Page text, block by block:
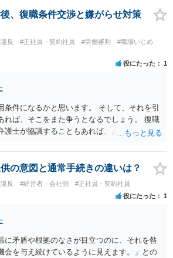
、復職条件交渉と嫌がらせ対策
反 #正社員・契約社員 #労働審判
#職場いじめ
役にたった 1
条件になるかと思います。 そして、それを引
れば、そこをまた争うとなるでしょう。 復職
護士が協議することもあれば、あなたがご自
生することもありますが、出勤日時の設定く
くれるかもしれません。
の意図と通常手続きの違いは？
反 #経営者・会社側 #正社員・契約社員
役にたった 1
に矛盾や根拠のなさが目立つのに、それを咎
会を与え続けているように見えます。」との